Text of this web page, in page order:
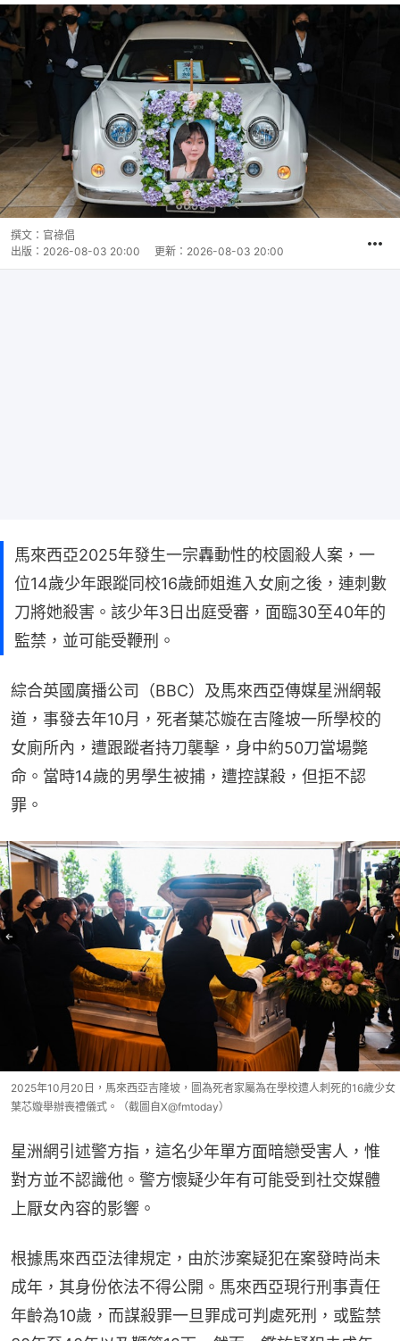
撰文： 官祿倡
出版： 2026-08-03 20:00 更新： 2026-08-03 20:00
馬來西亞2025年發生一宗轟動性的校園殺人案，一
位14歲少年跟蹤同校16歲師姐進入女廁之後，連刺數
刀將她殺害。該少年3日出庭受審，面臨30至40年的
監禁，並可能受鞭刑。
綜合英國廣播公司（BBC）及馬來西亞傳媒星洲網報
道，事發去年10月，死者葉芯嫙在吉隆坡一所學校的
女廁所內，遭跟蹤者持刀襲擊，身中約50刀當場斃
命。當時14歲的男學生被捕，遭控謀殺，但拒不認
罪。
2025年10月20日，馬來西亞吉隆坡，圖為死者家屬為在學校遭人刺死的16歲少女
葉芯嫙舉辦喪禮儀式。（截圖自X@fmtoday）
星洲網引述警方指，這名少年單方面暗戀受害人，惟
對方並不認識他。警方懷疑少年有可能受到社交媒體
上厭女內容的影響。
根據馬來西亞法律規定，由於涉案疑犯在案發時尚未
成年，其身份依法不得公開。馬來西亞現行刑事責任
年齡為10歲，而謀殺罪一旦罪成可判處死刑，或監禁